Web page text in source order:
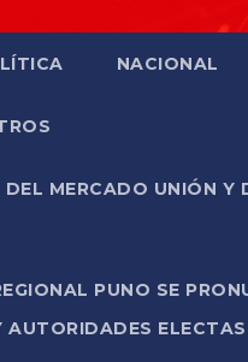
NACIONAL
DEL MERCADO UNIÓN
PUNO SE
AUTORIDADES